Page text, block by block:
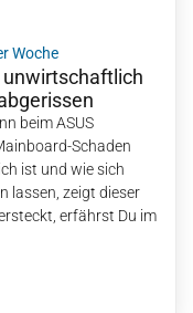
Woche
unwirtschaftlich
beim ASUS
Schaden
ist und wie sich
lassen, zeigt dieser
erfährst Du im